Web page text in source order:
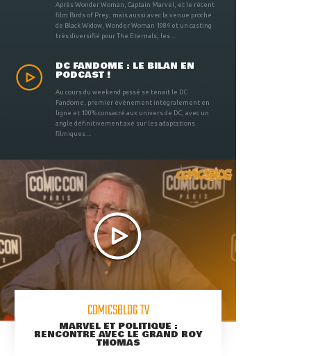
Après Wonder Woman, Captain Marvel, et le récent
film Birds of Prey, mais aussi avec la venue proche
de Black Widow, Wonder Woman 1984 et un casting
très diversifié pour The Eternals, les ...
DC FANDOME : LE BILAN EN
PODCAST !
Au cours du weekend passé se tenait le DC
Fandome, premier évènement intégralement en
ligne et 100% consacré aux univers de DC, avec un
angle définitivement axé sur les adaptations
filmiques ...
COMICSBLOG TV
MARVEL ET POLITIQUE :
RENCONTRE AVEC LE GRAND ROY
THOMAS